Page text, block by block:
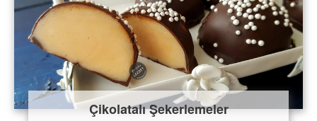
Çikolatalı Şekerlemeler